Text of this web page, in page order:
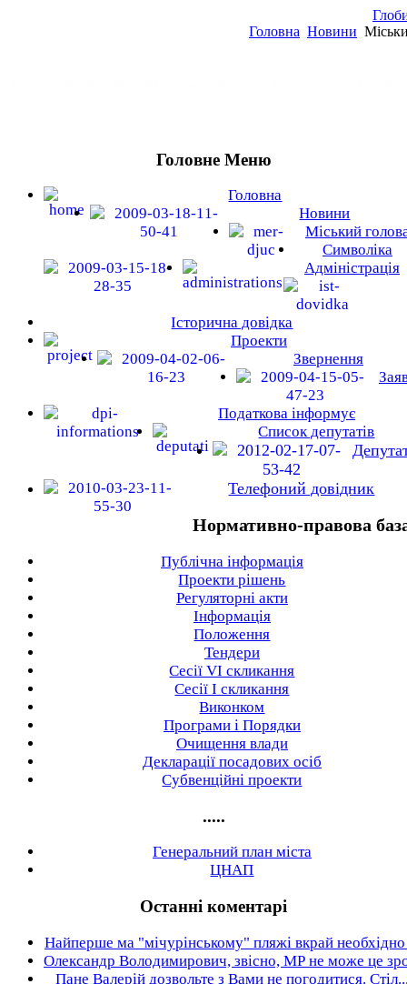
Головна Новини
Головне Меню
Головна
Новини
Міський
Символіка
Адміністрація
Історична довідка
Проекти
Звернення
Податкова інформує
Список депутатів
Телефоний довідник
Нормативно-правова
Публічна інформація
Проекти рішень
Регуляторні акти
Інформація
Положення
Тендери
Сесії VI скликання
Сесії I скликання
Виконком
Програми і Порядки
Очищення влади
Декларації посадових осіб
Субвенційні проекти
.....
Генеральний план міста
ЦНАП
Останні коментарі
Найперше ма "мічурінському" пляжі вкрай необхідно
Олександр Володимирович, звісно, МР не може це
Пане Валерій дозвольте з Вами не погодитися.